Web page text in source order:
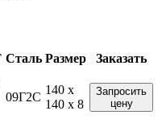
Сталь Размер
Заказать
09Г2С
140 x
140 x 8
Запросить
цену